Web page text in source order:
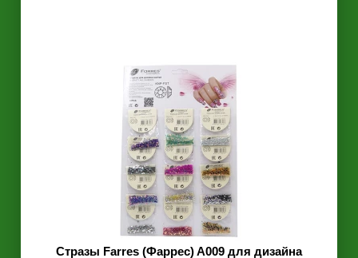
Стразы Farres (Фаррес) A009 для дизайна